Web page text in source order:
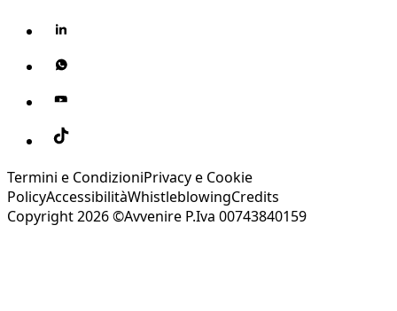
Termini e CondizioniPrivacy e Cookie
PolicyAccessibilitàWhistleblowingCredits
Copyright 2026 ©Avvenire P.Iva 00743840159